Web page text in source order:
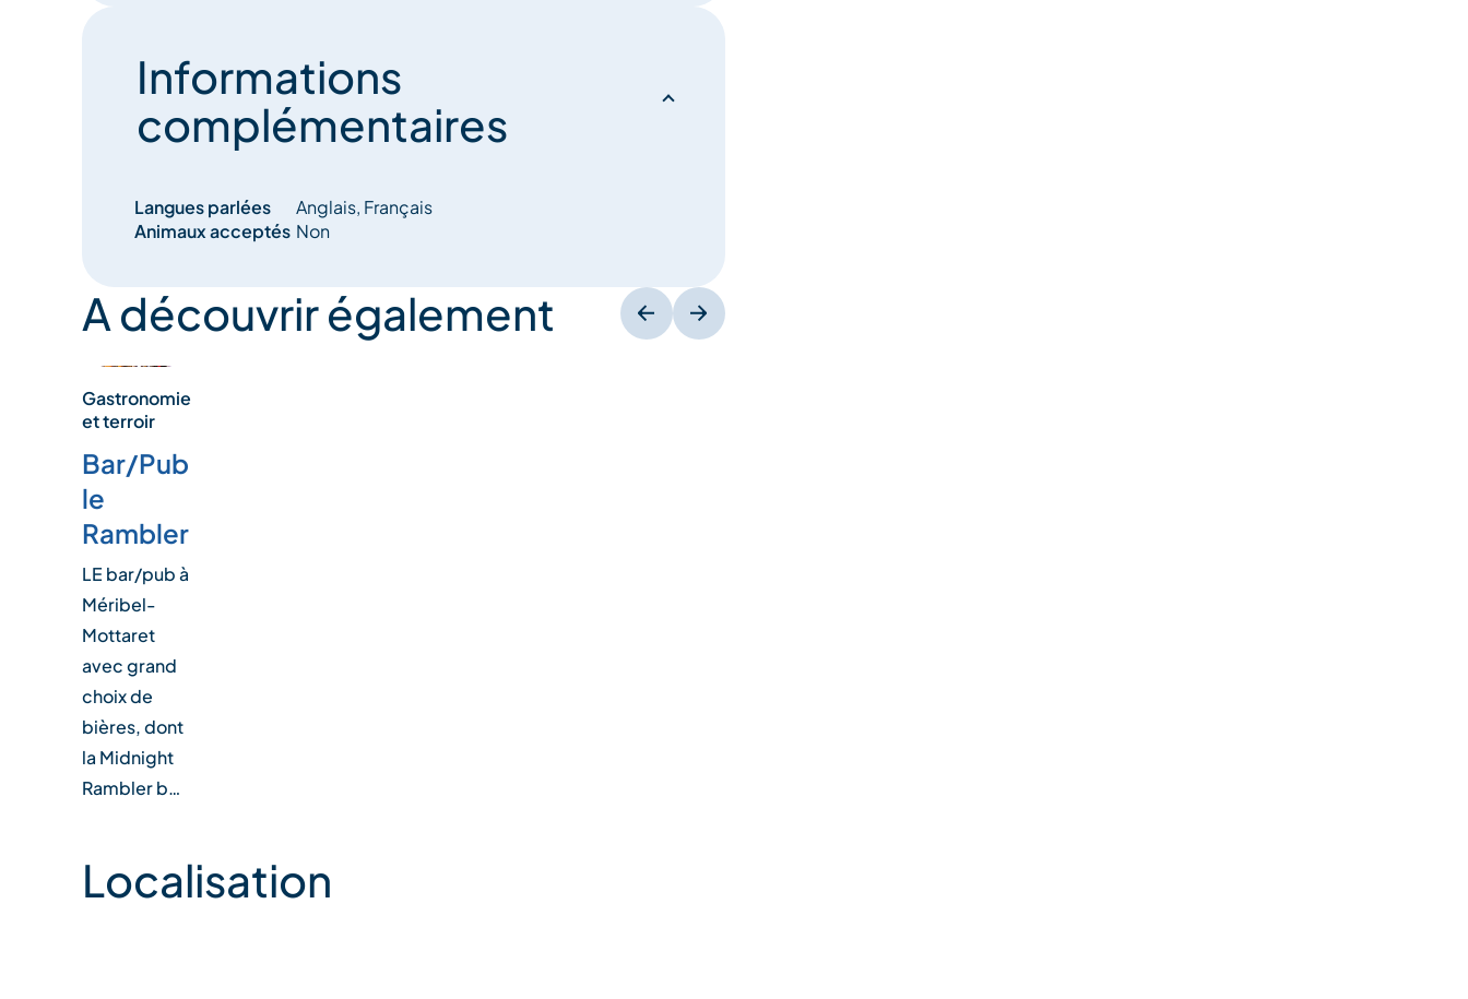
Informations
complémentaires
Langues parlées
Anglais, Français
Animaux acceptés Non
A découvrir également
Gastronomie
et terroir
Bar/Pub
le
Rambler
LE bar/pub à
Méribel-
Mottaret
avec grand
choix de
bières, dont
la Midnight
Rambler b…
Localisation